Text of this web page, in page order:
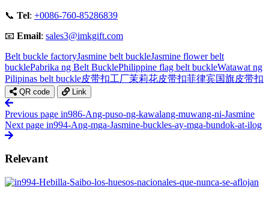
📞 Tel: +0086-760-85286839
📧 Email: sales3@imkgift.com
Belt buckle factoryJasmine belt buckleJasmine flower belt
bucklePabrika ng Belt BucklePhilippine flag belt buckleWatawat ng
Pilipinas belt buckle皮带扣工厂茉莉花皮带扣菲律宾国旗皮带扣
QR code Link
Previous page in986-Ang-puso-ng-kawalang-muwang-ni-Jasmine
Next page in994-Ang-mga-Jasmine-buckles-ay-mga-bundok-at-ilog
Relevant